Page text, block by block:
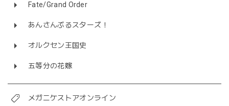
Fate/Grand Order
あんさんぶるスターズ！
オルクセン王国史
五等分の花嫁
メガニケストアオンライン